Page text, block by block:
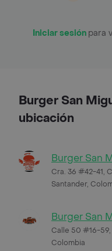
Iniciar sesión para
Burger San
ubicación
Burger San
Cra. 36 #42-41,
Santander,
Burger San
Calle 50 #16-59,
Colombia